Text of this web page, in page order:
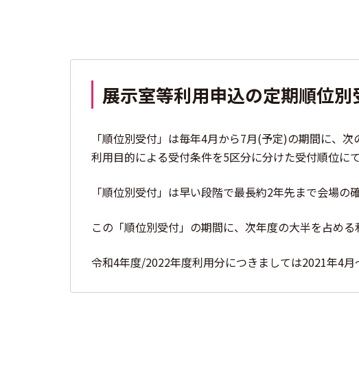
展示室等利用申込の定期順位別
「順位別受付」は毎年4月から7月(予定)の期間に、
利用目的による受付条件を5区分に分けた受付順位に
「順位別受付」は早い段階で最長約2年先まで会場
この「順位別受付」の期間に、次年度の大半を占め
令和4年度/2022年度利用分につきましては2021年4月